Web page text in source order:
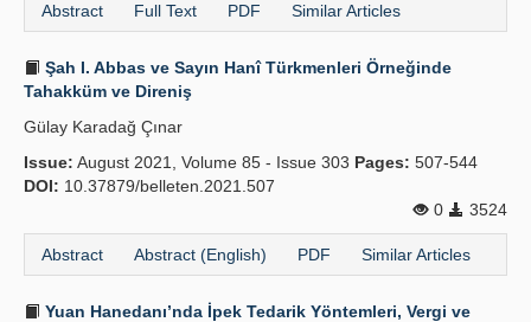
Abstract Full Text PDF Similar Articles
Şah I. Abbas ve Sayın Hanî Türkmenleri Örneğinde
Tahakküm ve Direniş
Gülay Karadağ Çınar
Issue: August 2021, Volume 85 - Issue 303 Pages: 507-544
DOI: 10.37879/belleten.2021.507
0
3524
Abstract Abstract (English) PDF Similar Articles
Yuan Hanedanı’nda İpek Tedarik Yöntemleri, Vergi ve